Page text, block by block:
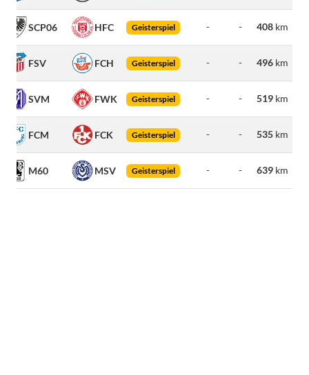
SCP06 HFC Geisterspiel - - 408 km
FSV FCH Geisterspiel - - 496 km
SVM FWK Geisterspiel - - 519 km
FCM FCK Geisterspiel - - 535 km
M60 MSV Geisterspiel - - 639 km